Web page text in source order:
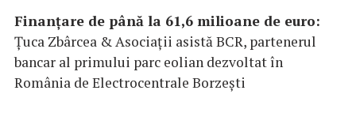
Finanțare de până la 61,6 milioane de euro:
Țuca Zbârcea & Asociații asistă BCR, partenerul
bancar al primului parc eolian dezvoltat în
România de Electrocentrale Borzești